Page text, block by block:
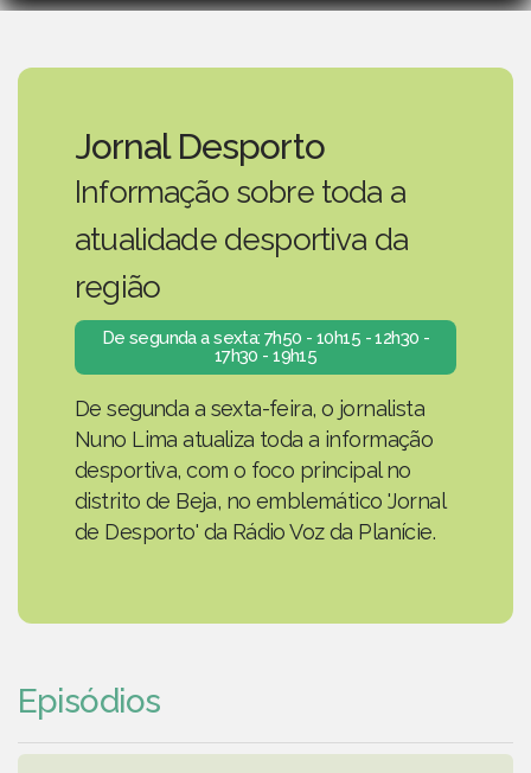
Jornal Desporto
Informação sobre toda a
atualidade desportiva da
região
De segunda a sexta: 7h50 - 10h15 - 12h30 -
17h30 - 19h15
De segunda a sexta-feira, o jornalista
Nuno Lima atualiza toda a informação
desportiva, com o foco principal no
distrito de Beja, no emblemático 'Jornal
de Desporto' da Rádio Voz da Planície.
Episódios